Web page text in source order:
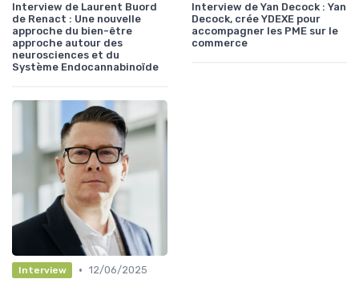
Interview de Laurent Buord
de Renact : Une nouvelle
approche du bien-être
approche autour des
neurosciences et du
Système Endocannabinoïde
Interview de Yan Decock : Yan
Decock, crée YDEXE pour
accompagner les PME sur le
commerce
Interview • 12/06/2025